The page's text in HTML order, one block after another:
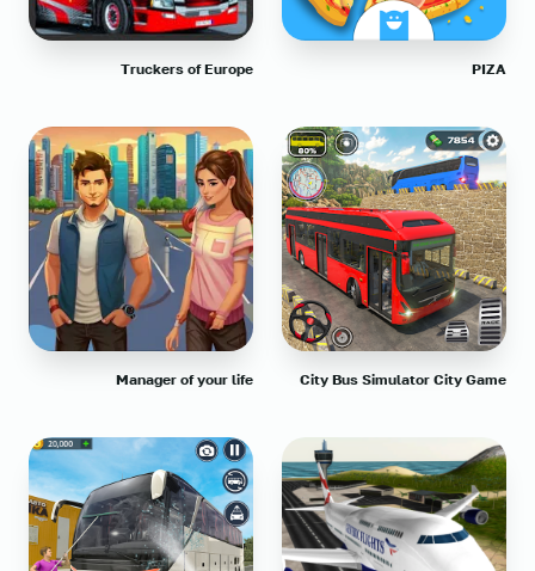
PIZA
Truckers of Europe
City Bus Simulator City Game
Manager of your life